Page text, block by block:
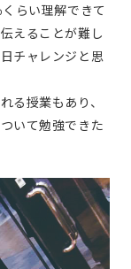
らい理解できて
えることが難し
チャレンジと思
る授業もあり、
いて勉強できた